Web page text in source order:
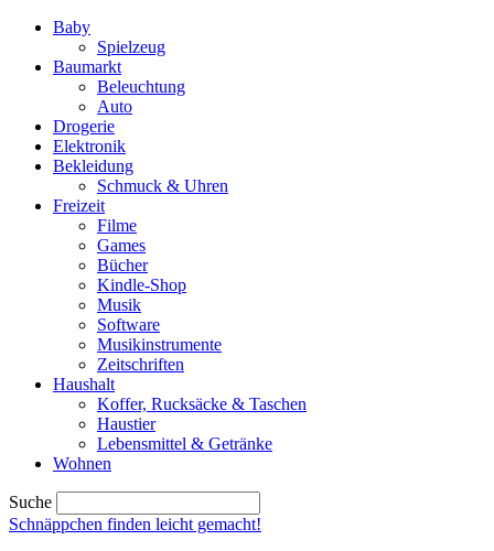
Baby
Spielzeug
Baumarkt
Beleuchtung
Auto
Drogerie
Elektronik
Bekleidung
Schmuck & Uhren
Freizeit
Filme
Games
Bücher
Kindle-Shop
Musik
Software
Musikinstrumente
Zeitschriften
Haushalt
Koffer, Rucksäcke & Taschen
Haustier
Lebensmittel & Getränke
Wohnen
Suche
Schnäppchen finden leicht gemacht!